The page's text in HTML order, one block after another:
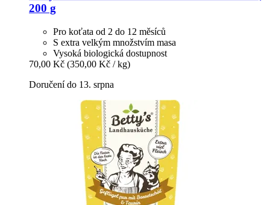
200 g
Pro koťata od 2 do 12 měsíců
S extra velkým množstvím masa
Vysoká biologická dostupnost
70,00 Kč (350,00 Kč / kg)
Doručení do 13. srpna